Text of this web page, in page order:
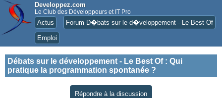
Developpez.com
Le Club des Développeurs et IT Pro
Actus Forum D�bats sur le d�veloppement - Le Best Of
Emploi
Débats sur le développement - Le Best Of: Qui
pratique la programmation spontanée ?
Répondre à la discussion